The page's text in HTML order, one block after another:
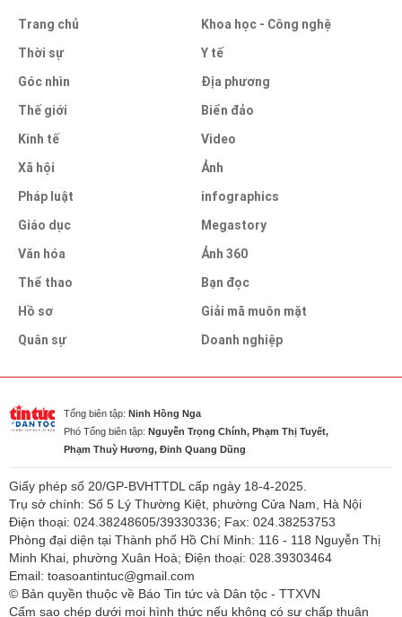
Trang chủ
Thời sự
Góc nhìn
Thế giới
Kinh tế
Xã hội
Pháp luật
Giáo dục
Văn hóa
Thể thao
Hồ sơ
Quân sự
Khoa học - Công nghệ
Y tế
Địa phương
Biển đảo
Video
Ảnh
infographics
Megastory
Ảnh 360
Bạn đọc
Giải mã muôn mặt
Doanh nghiệp
Tổng biên tập: Ninh Hồng Nga
Phó Tổng biên tập: Nguyễn Trọng Chính, Phạm Thị Tuyết,
Phạm Thuỳ Hương, Đinh Quang Dũng
Giấy phép số 20/GP-BVHTTDL cấp ngày 18-4-2025.
Trụ sở chính: Số 5 Lý Thường Kiệt, phường Cửa Nam, Hà Nội
Điện thoại: 024.38248605/39330336; Fax: 024.38253753
Phòng đại diện tại Thành phố Hồ Chí Minh: 116 - 118 Nguyễn Thị
Minh Khai, phường Xuân Hoà; Điện thoại: 028.39303464
Email: toasoantintuc@gmail.com
© Bản quyền thuộc về Báo Tin tức và Dân tộc - TTXVN
Cấm sao chép dưới mọi hình thức nếu không có sự chấp thuận